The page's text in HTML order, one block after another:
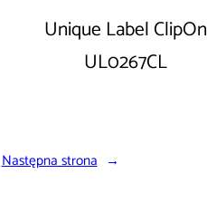
Unique Label ClipOn
UL0267CL
Następna strona →